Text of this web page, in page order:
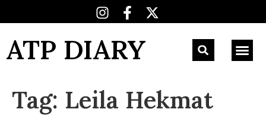
ATP DIARY
Tag: Leila Hekmat